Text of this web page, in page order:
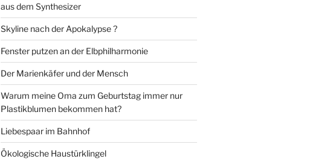
aus dem Synthesizer
Skyline nach der Apokalypse ?
Fenster putzen an der Elbphilharmonie
Der Marienkäfer und der Mensch
Warum meine Oma zum Geburtstag immer nur
Plastikblumen bekommen hat?
Liebespaar im Bahnhof
Ökologische Haustürklingel